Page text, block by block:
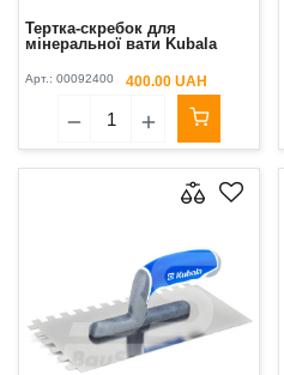
Тертка-скребок для
мінеральної вати Kubala
Арт.: 00092400 400.00 UAH